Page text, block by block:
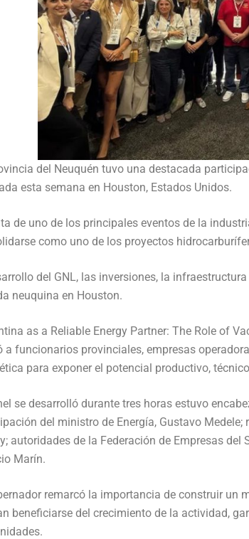
del Neuquén tuvo una destacada
esta semana en Houston, Estados Unidos.
de uno de los principales eventos de la
como uno de los proyectos
del GNL, las inversiones, la
neuquina en Houston.
as a Reliable Energy Partner: The Role of
a funcionarios provinciales, empresas
para exponer el potencial productivo,
se desarrolló durante tres horas estuvo
del ministro de Energía, Gustavo
autoridades de la Federación de Empresas del
Marín.
remarcó la importancia de construir un
beneficiarse del crecimiento de la actividad,